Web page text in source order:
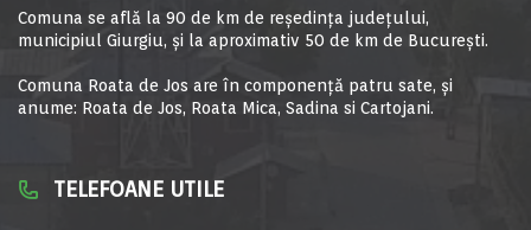
Comuna se află la 90 de km de reşedinţa judeţului,
municipiul Giurgiu, şi la aproximativ 50 de km de Bucureşti.
Comuna Roata de Jos are în componență patru sate, și
anume: Roata de Jos, Roata Mica, Sadina si Cartojani.
TELEFOANE UTILE